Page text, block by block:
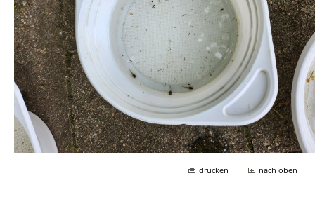
drucken nach oben